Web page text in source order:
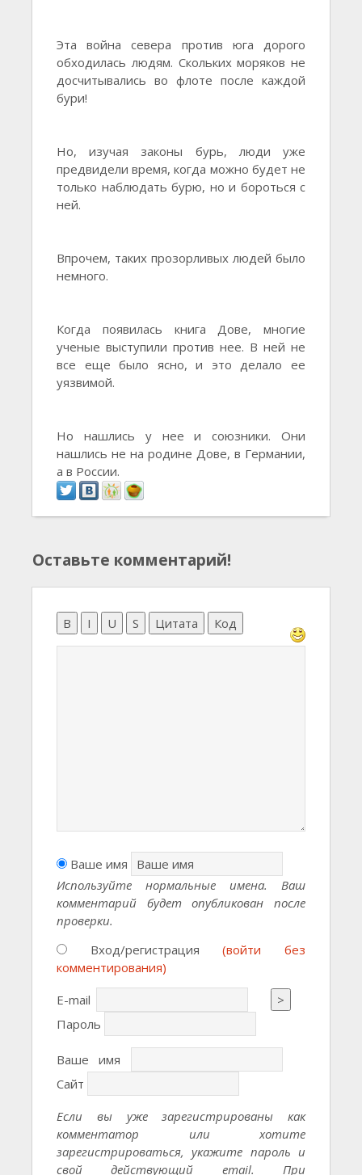
Эта война севера против юга дорого
обходилась людям. Скольких моряков не
досчитывались во флоте после каждой
бури!
Но, изучая законы бурь, люди уже
предвидели время, когда можно будет не
только наблюдать бурю, но и бороться с
ней.
Впрочем, таких прозорливых людей было
немного.
Когда появилась книга Дове, многие
ученые выступили против нее. В ней не
все еще было ясно, и это делало ее
уязвимой.
Но нашлись у нее и союзники. Они
нашлись не на родине Дове, в Германии,
а в России.
Оставьте комментарий!
B I U S Цитата Код
Ваше имя
Используйте нормальные имена. Ваш
комментарий будет опубликован после
проверки.
Вход/регистрация(войти без
комментирования)
E-mail
>
Пароль
Ваше имя
Сайт
Если вы уже зарегистрированы как
комментатор или хотите
зарегистрироваться, укажите пароль и
свой действующий email. При